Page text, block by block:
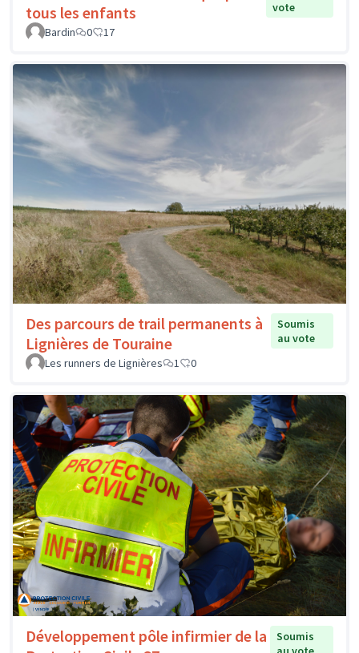
tous les enfants
vote
Bardin
0 17
Des parcours de trail permanents à
Lignières de Touraine
Soumis
au vote
Les runners de Lignières
1 0
Développement pôle infirmier de la
Soumis